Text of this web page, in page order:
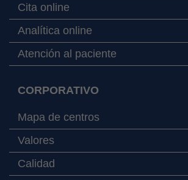
Cita online
Analítica online
Atención al paciente
CORPORATIVO
Mapa de centros
Valores
Calidad